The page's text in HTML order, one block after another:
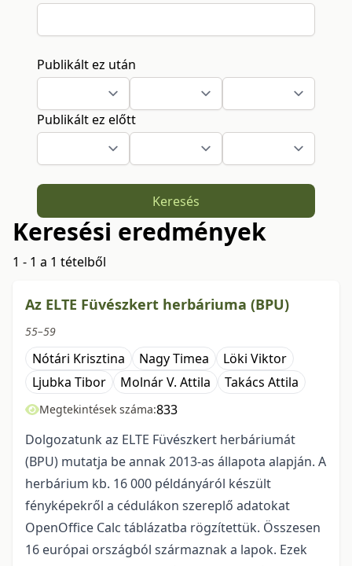
Publikált ez után
Publikált ez előtt
Keresés
Keresési eredmények
1 - 1 a 1 tételből
Az ELTE Füvészkert herbáriuma (BPU)
55–59
Nótári Krisztina Nagy Timea
Löki Viktor
Ljubka Tibor
Molnár V. Attila Takács Attila
Megtekintések száma:833
Dolgozatunk az ELTE Füvészkert herbáriumát
(BPU) mutatja be annak 2013-as állapota alapján. A
herbárium kb. 16 000 példányáról készült
fényképekről a cédulákon szereplő adatokat
OpenOffice Calc táblázatba rögzítettük. Összesen
16 európai országból származnak a lapok. Ezek